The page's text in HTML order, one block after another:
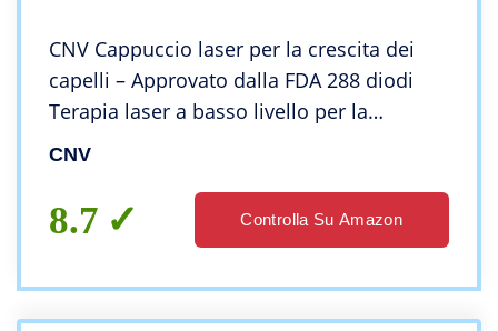
CNV Cappuccio laser per la crescita dei
capelli – Approvato dalla FDA 288 diodi
Terapia laser a basso livello per la
ricrescita dei capelli per uomini e donne
CNV
8.7 Controlla Su Amazon